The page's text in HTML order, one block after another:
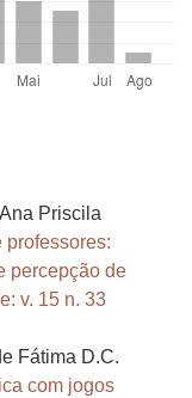
Priscila
professores:
percepção de
v. 15 n. 33
Fátima D.C.
com jogos